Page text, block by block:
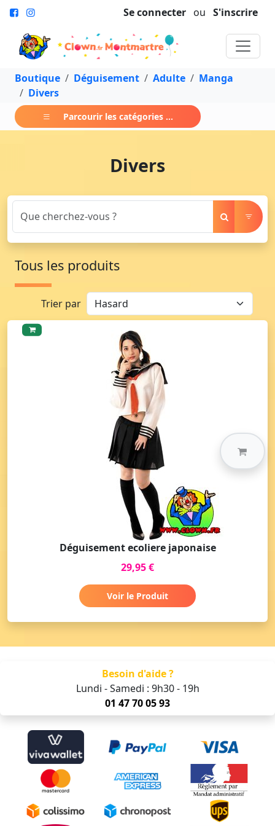
Se connecter ou S'inscrire
Boutique Déguisement Adulte
Manga
Divers
Parcourir les catégories ...
Divers
Tous les produits
Trier par
Déguisement ecoliere japonaise
29,95 €
Voir le Produit
Besoin d'aide ?
Lundi - Samedi : 9h30 - 19h
01 47 70 05 93